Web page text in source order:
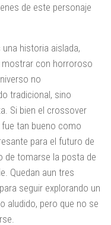
de este personaje
historia aislada,
con horroroso
no
tradicional, sino
Si bien el crossover
fue tan bueno como
para el futuro de
de tomarse la posta de
Quedan aun tres
seguir explorando un
aludido, pero que no se